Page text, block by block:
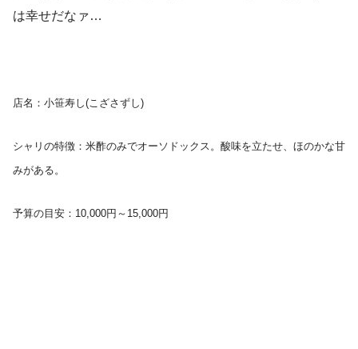
は幸せだなァ…
店名：小笹寿し(こざさずし)
シャリの特徴：米酢のみでオーソドックス。酸味を立たせ、ほのかな甘
みがある。
予算の目安：10,000円～15,000円